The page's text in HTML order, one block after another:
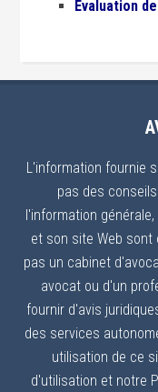
Évaluation
L'information fournie
pas des
l'information
et son site Web sont
pas un cabinet
avocat ou d'un
fournir d'avis
des services
utilisation de ce
d'utilisation et notre